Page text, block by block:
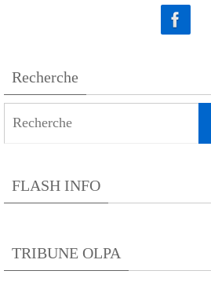
Recherche
FLASH INFO
TRIBUNE OLPA